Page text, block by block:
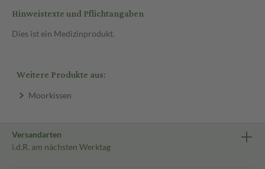
Hinweistexte und Pflichtangaben
Dies ist ein Medizinprodukt.
Weitere Produkte aus:
Moorkissen
Versandarten
i.d.R. am nächsten Werktag